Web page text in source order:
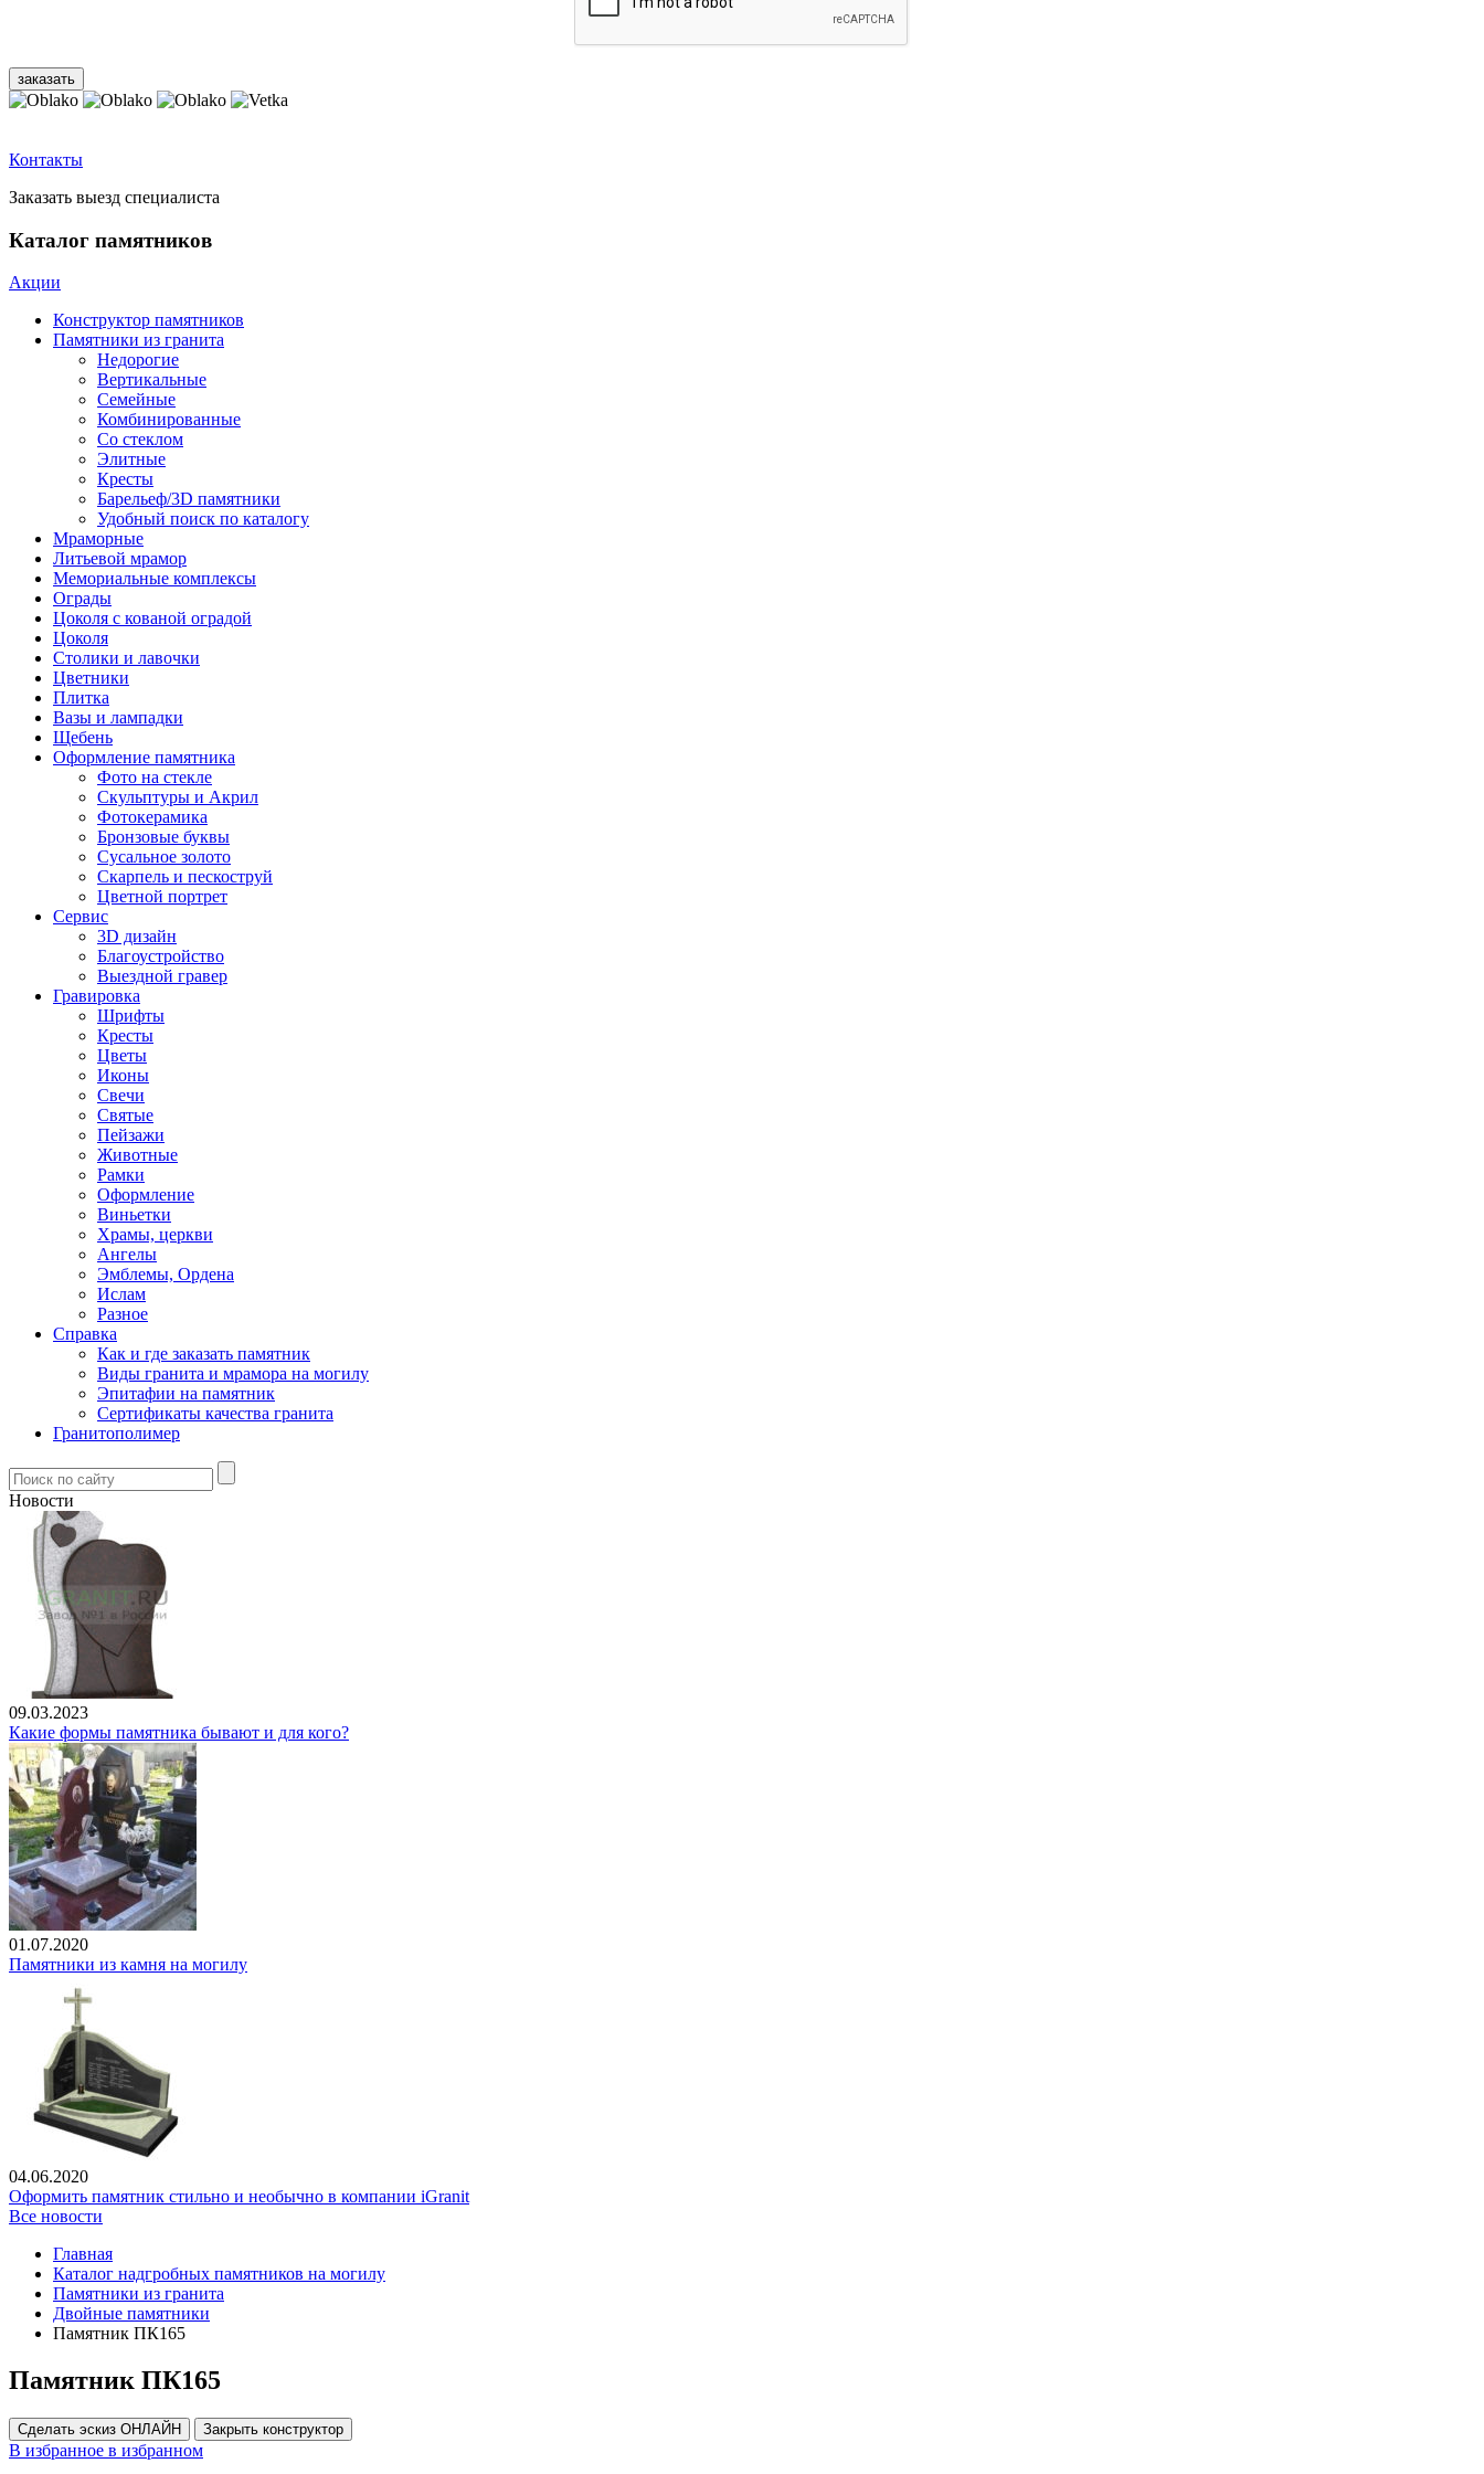
Контакты
Заказать выезд специалиста
Каталог памятников
Акции
Конструктор памятников
Памятники из гранита
Недорогие
Вертикальные
Семейные
Комбинированные
Со стеклом
Элитные
Кресты
Барельеф/3D памятники
Удобный поиск по каталогу
Мраморные
Литьевой мрамор
Мемориальные комплексы
Ограды
Цоколя с кованой оградой
Цоколя
Столики и лавочки
Цветники
Плитка
Вазы и лампадки
Щебень
Оформление памятника
Фото на стекле
Скульптуры и Акрил
Фотокерамика
Бронзовые буквы
Сусальное золото
Скарпель и пескоструй
Цветной портрет
Сервис
3D дизайн
Благоустройство
Выездной гравер
Гравировка
Шрифты
Кресты
Цветы
Иконы
Свечи
Святые
Пейзажи
Животные
Рамки
Оформление
Виньетки
Храмы, церкви
Ангелы
Эмблемы, Ордена
Ислам
Разное
Справка
Как и где заказать памятник
Виды гранита и мрамора на могилу
Эпитафии на памятник
Сертификаты качества гранита
Гранитополимер
Новости
09.03.2023
Какие формы памятника бывают и для кого?
01.07.2020
Памятники из камня на могилу
04.06.2020
Оформить памятник стильно и необычно в компании iGranit
Все новости
Главная
Каталог надгробных памятников на могилу
Памятники из гранита
Двойные памятники
Памятник ПК165
Памятник ПК165
Сделать эскиз ОНЛАЙН Закрыть конструктор
В избранное в избранном